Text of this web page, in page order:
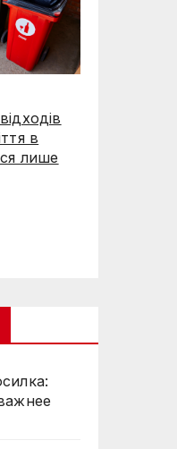
в
лише